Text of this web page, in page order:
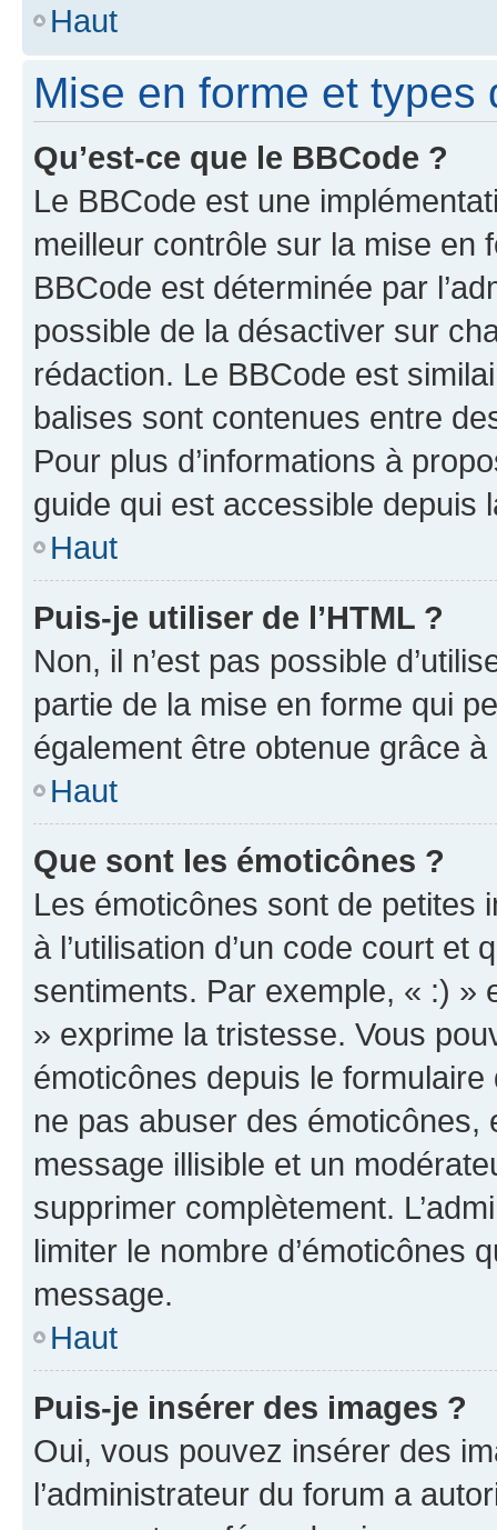
Haut
Mise en forme et types
Qu’est-ce que le BBCode ?
Le BBCode est une
meilleur contrôle sur la mise en
BBCode est déterminée par
possible de la désactiver sur
rédaction. Le BBCode est
balises sont contenues entre
Pour plus d’informations à
guide qui est accessible depuis
Haut
Puis-je utiliser de l’HTML ?
Non, il n’est pas possible
partie de la mise en forme qui
également être obtenue grâce à
Haut
Que sont les émoticônes ?
Les émoticônes sont de petites
à l’utilisation d’un code court et
sentiments. Par exemple, « :) »
» exprime la tristesse. Vous
émoticônes depuis le
ne pas abuser des
message illisible et un
supprimer complètement.
limiter le nombre d’émoticônes
message.
Haut
Puis-je insérer des images ?
Oui, vous pouvez insérer des
l’administrateur du forum a